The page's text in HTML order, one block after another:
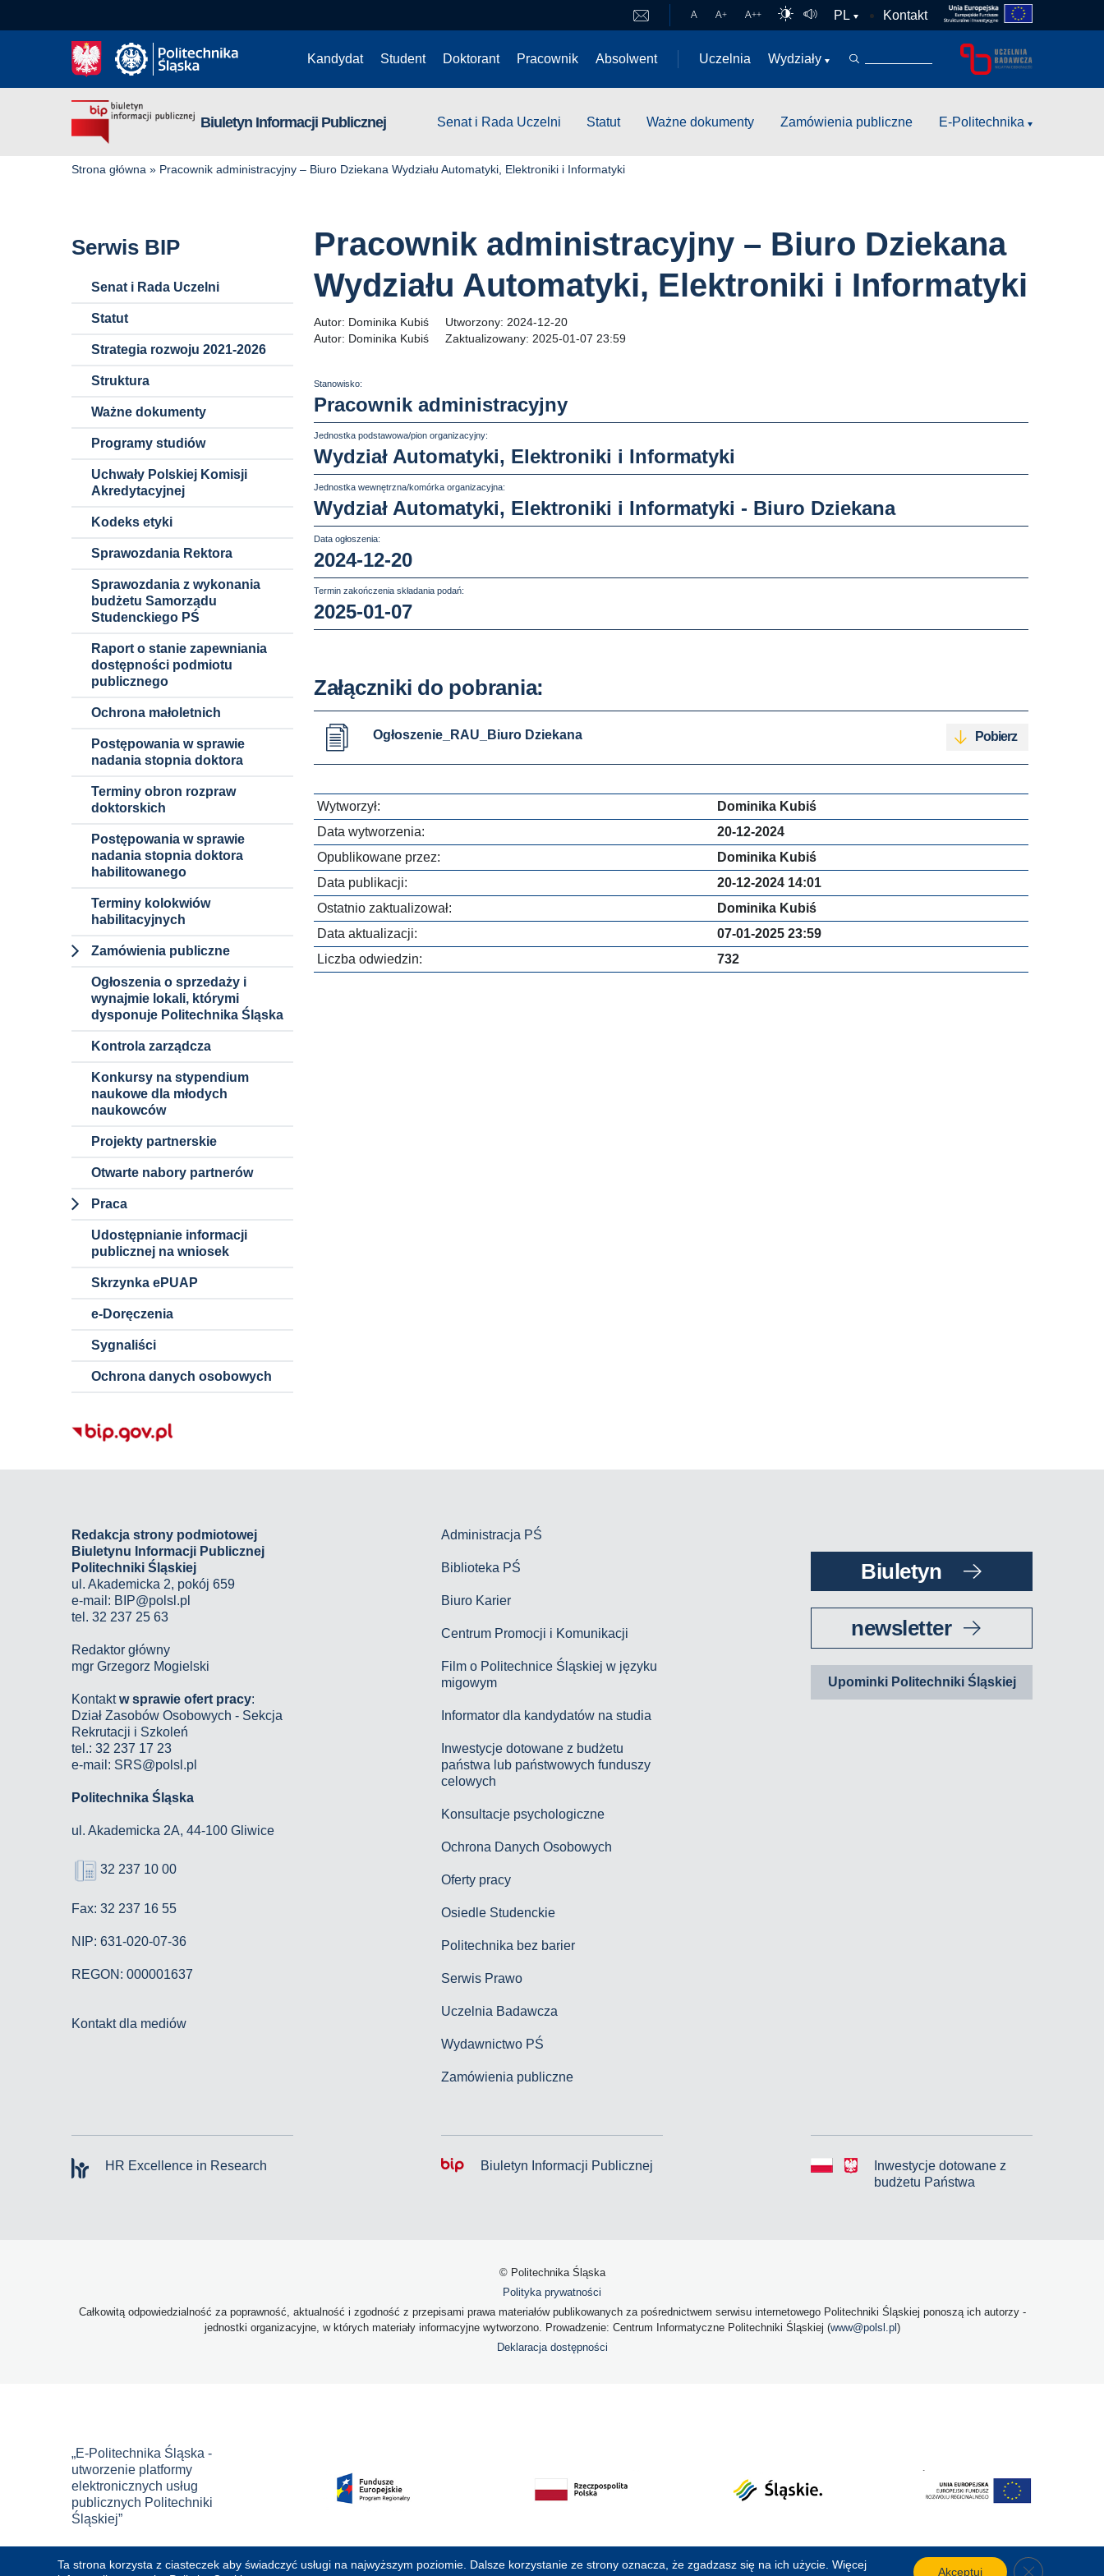
A A+ A++ PL Kontakt
Kandydat Student Doktorant Pracownik Absolwent Uczelnia Wydziały
Biuletyn Informacji Publicznej Senat i Rada Uczelni Statut Ważne dokumenty Zamówienia publiczne E-Politechnika
Strona główna » Pracownik administracyjny – Biuro Dziekana Wydziału Automatyki, Elektroniki i Informatyki
Serwis BIP
Senat i Rada Uczelni
Statut
Strategia rozwoju 2021-2026
Struktura
Ważne dokumenty
Programy studiów
Uchwały Polskiej Komisji
Akredytacyjnej
Kodeks etyki
Sprawozdania Rektora
Sprawozdania z wykonania
budżetu Samorządu
Studenckiego PŚ
Raport o stanie zapewniania
dostępności podmiotu
publicznego
Ochrona małoletnich
Postępowania w sprawie
nadania stopnia doktora
Terminy obron rozpraw
doktorskich
Postępowania w sprawie
nadania stopnia doktora
habilitowanego
Terminy kolokwiów
habilitacyjnych
Zamówienia publiczne
Dokumenty i
informacje
niepodlegające
ustawie pzp
konsultacje
wartości
Ogłoszenia o sprzedaży i
wynajmie lokali, którymi
dysponuje Politechnika Śląska
Kontrola zarządcza
Konkursy na stypendium
naukowe dla młodych
naukowców
Projekty partnerskie
Otwarte nabory partnerów
Praca
Dokumenty i
informacje o
akademiccy
Pracownicy
nauczycielami
Staże w
Politechnice
Udostępnianie informacji
publicznej na wniosek
Skrzynka ePUAP
e-Doręczenia
Sygnaliści
Ochrona danych osobowych
Pracownik administracyjny – Biuro Dziekana
Wydziału Automatyki, Elektroniki i Informatyki
Autor: Dominika Kubiś Utworzony: 2024-12-20
Autor: Dominika Kubiś Zaktualizowany: 2025-01-07 23:59
Stanowisko:
Pracownik administracyjny
Jednostka podstawowa/pion organizacyjny:
Wydział Automatyki, Elektroniki i Informatyki
Jednostka wewnętrzna/komórka organizacyjna:
Wydział Automatyki, Elektroniki i Informatyki - Biuro Dziekana
Data ogłoszenia:
2024-12-20
Termin zakończenia składania podań:
2025-01-07
Załączniki do pobrania:
Ogłoszenie_RAU_Biuro Dziekana Pobierz
Wytworzył:
Dominika Kubiś
Data wytworzenia:
20-12-2024
Opublikowane przez:
Dominika Kubiś
Data publikacji:
20-12-2024 14:01
Ostatnio zaktualizował:
Dominika Kubiś
Data aktualizacji:
07-01-2025 23:59
Liczba odwiedzin:
732
Redakcja strony podmiotowej
Biuletynu Informacji Publicznej
Politechniki Śląskiej
ul. Akademicka 2, pokój 659
e-mail: BIP@polsl.pl
tel. 32 237 25 63
Redaktor główny
mgr Grzegorz Mogielski
Kontaktw sprawie ofert pracy:
Dział Zasobów Osobowych - Sekcja
Rekrutacji i Szkoleń
tel.: 32 237 17 23
e-mail: SRS@polsl.pl
Politechnika Śląska
ul. Akademicka 2A, 44-100 Gliwice
32 237 10 00
Fax: 32 237 16 55
NIP: 631-020-07-36
REGON: 000001637
Kontakt dla mediów
Administracja PŚ
Biblioteka PŚ
Biuro Karier
Centrum Promocji i Komunikacji
Film o Politechnice Śląskiej w języku
migowym
Informator dla kandydatów na studia
Inwestycje dotowane z budżetu
państwa lub państwowych funduszy
celowych
Konsultacje psychologiczne
Ochrona Danych Osobowych
Oferty pracy
Osiedle Studenckie
Politechnika bez barier
Serwis Prawo
Uczelnia Badawcza
Wydawnictwo PŚ
Zamówienia publiczne
Biuletyn
newsletter
Upominki Politechniki Śląskiej
HR Excellence in Research Biuletyn Informacji Publicznej
Inwestycje dotowane z
budżetu Państwa
© Politechnika Śląska
Polityka prywatności
Całkowitą odpowiedzialność za poprawność, aktualność i zgodność z przepisami prawa materiałów publikowanych za pośrednictwem serwisu internetowego Politechniki Śląskiej ponoszą ich autorzy -
jednostki organizacyjne, w których materiały informacyjne wytworzono. Prowadzenie: Centrum Informatyczne Politechniki Śląskiej (www@polsl.pl )
Deklaracja dostępności
„E-Politechnika Śląska -
utworzenie platformy
elektronicznych usług
publicznych Politechniki
Śląskiej”
Ta strona korzysta z ciasteczek aby świadczyć usługi na najwyższym poziomie. Dalsze korzystanie ze strony oznacza, że zgadzasz się na ich użycie. Więcej
Akceptuj Close GDPR